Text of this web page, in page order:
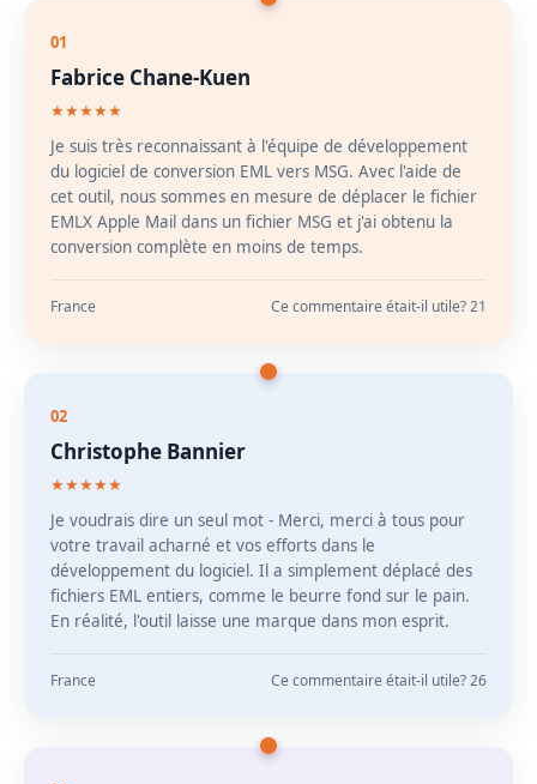
01
Fabrice Chane-Kuen
★★★★★
Je suis très reconnaissant à l'équipe de développement
du logiciel de conversion EML vers MSG. Avec l'aide de
cet outil, nous sommes en mesure de déplacer le fichier
EMLX Apple Mail dans un fichier MSG et j'ai obtenu la
conversion complète en moins de temps.
France Ce commentaire était-il utile? 21
02
Christophe Bannier
★★★★★
Je voudrais dire un seul mot - Merci, merci à tous pour
votre travail acharné et vos efforts dans le
développement du logiciel. Il a simplement déplacé des
fichiers EML entiers, comme le beurre fond sur le pain.
En réalité, l'outil laisse une marque dans mon esprit.
France Ce commentaire était-il utile? 26